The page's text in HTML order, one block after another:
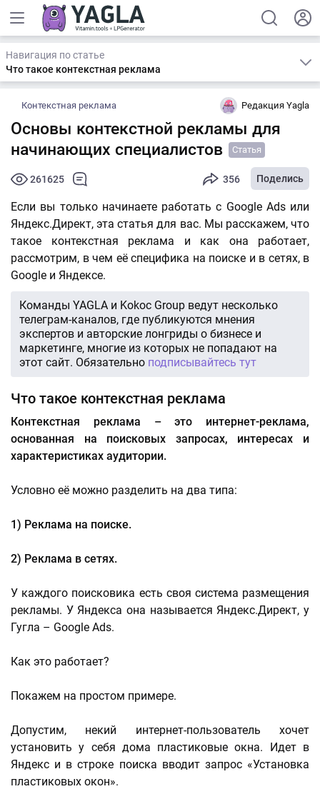
Навигация по статье
Что такое контекстная реклама
Контекстная реклама Редакция Yagla
Основы контекстной рекламы для
начинающих специалистов
Статья
261625 356 Поделись
Если вы только начинаете работать с Google Ads или
Яндекс.Директ, эта статья для вас. Мы расскажем, что
такое контекстная реклама и как она работает,
рассмотрим, в чем её специфика на поиске и в сетях, в
Google и Яндексе.
Команды YAGLA и Kokoc Group ведут несколько
телеграм-каналов, где публикуются мнения
экспертов и авторские лонгриды о бизнесе и
маркетинге, многие из которых не попадают на
этот сайт. Обязательно подписывайтесь тут
Что такое контекстная реклама
Контекстная реклама – это интернет-реклама,
основанная на поисковых запросах, интересах и
характеристиках аудитории.
Условно её можно разделить на два типа:
1) Реклама на поиске.
2) Реклама в сетях.
У каждого поисковика есть своя система размещения
рекламы. У Яндекса она называется Яндекс.Директ, у
Гугла – Google Ads.
Как это работает?
Покажем на простом примере.
Допустим, некий интернет-пользователь хочет
установить у себя дома пластиковые окна. Идет в
Яндекс и в строке поиска вводит запрос «Установка
пластиковых окон».